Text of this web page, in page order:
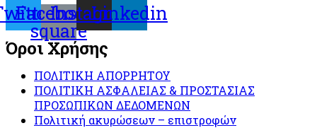
Facebook-
square
Instagram
Linkedin
Όροι Χρήσης
ΠΟΛΙΤΙΚΗ ΑΠΟΡΡΗΤΟΥ
ΠΟΛΙΤΙΚΗ ΑΣΦΑΛΕΙΑΣ & ΠΡΟΣΤΑΣΙΑΣ
ΠΡΟΣΩΠΙΚΩΝ ΔΕΔΟΜΕΝΩΝ
Πολιτική ακυρώσεων – επιστροφών